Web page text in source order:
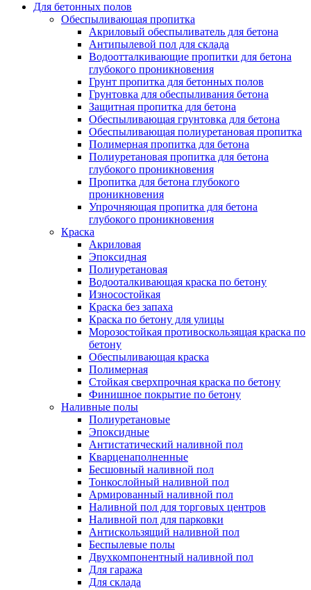
Для бетонных полов
Обеспыливающая пропитка
Акриловый обеспыливатель для бетона
Антипылевой пол для склада
Водоотталкивающие пропитки для бетона
глубокого проникновения
Грунт пропитка для бетонных полов
Грунтовка для обеспыливания бетона
Защитная пропитка для бетона
Обеспыливающая грунтовка для бетона
Обеспыливающая полиуретановая пропитка
Полимерная пропитка для бетона
Полиуретановая пропитка для бетона
глубокого проникновения
Пропитка для бетона глубокого
проникновения
Упрочняющая пропитка для бетона
глубокого проникновения
Краска
Акриловая
Эпоксидная
Полиуретановая
Водооталкивающая краска по бетону
Износостойкая
Краска без запаха
Краска по бетону для улицы
Морозостойкая противоскользящая краска по
бетону
Обеспыливающая краска
Полимерная
Стойкая сверхпрочная краска по бетону
Финишное покрытие по бетону
Наливные полы
Полиуретановые
Эпоксидные
Антистатический наливной пол
Кварценаполненные
Бесшовный наливной пол
Тонкослойный наливной пол
Армированный наливной пол
Наливной пол для торговых центров
Наливной пол для парковки
Антискользящий наливной пол
Беспылевые полы
Двухкомпонентный наливной пол
Для гаража
Для склада